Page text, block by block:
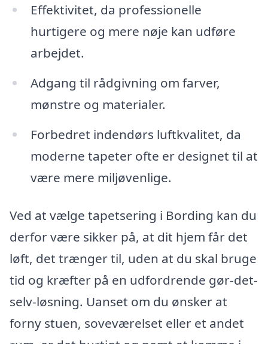
Effektivitet, da professionelle
hurtigere og mere nøje kan udføre
arbejdet.
Adgang til rådgivning om farver,
mønstre og materialer.
Forbedret indendørs luftkvalitet, da
moderne tapeter ofte er designet til at
være mere miljøvenlige.
Ved at vælge tapetsering i Bording kan du
derfor være sikker på, at dit hjem får det
løft, det trænger til, uden at du skal bruge
tid og kræfter på en udfordrende gør-det-
selv-løsning. Uanset om du ønsker at
forny stuen, soveværelset eller et andet